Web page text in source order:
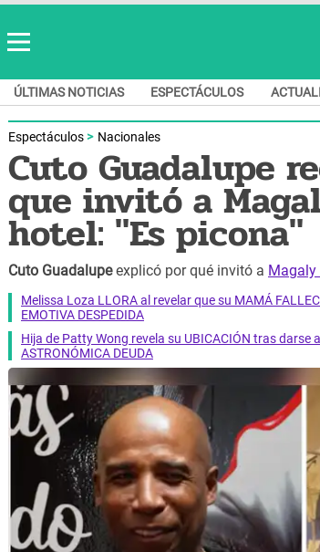
ÚLTIMAS NOTICIAS ESPECTÁCULOS
Espectáculos Nacionales
Cuto Guadalupe
que invitó a
hotel: "Es picona"
Cuto Guadalupeexplicó por qué invitó a Magaly
Melissa Loza LLORA al revelar que su MAMÁ
EMOTIVA DESPEDIDA
Hija de Patty Wong revela su UBICACIÓN tras
ASTRONÓMICA DEUDA